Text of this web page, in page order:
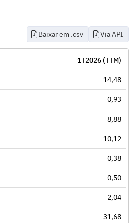
Baixar em .csv Via API
1T2026 (TTM)
14,48
0,93
8,88
10,12
0,38
0,50
2,04
31,68